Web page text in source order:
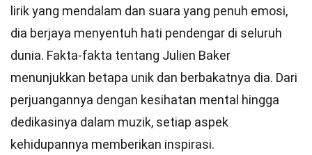
lirik yang mendalam dan suara yang penuh emosi,
dia berjaya menyentuh hati pendengar di seluruh
dunia. Fakta-fakta tentang Julien Baker
menunjukkan betapa unik dan berbakatnya dia. Dari
perjuangannya dengan kesihatan mental hingga
dedikasinya dalam muzik, setiap aspek
kehidupannya memberikan inspirasi.